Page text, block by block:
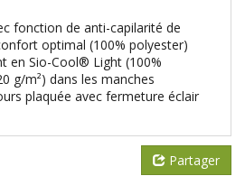
fonction de anti-capilarité de
optimal (100% polyester)
en Sio-Cool® Light (100%
g/m²) dans les manches
plaquée avec fermeture éclair
Partager